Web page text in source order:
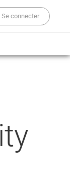
Se connecter